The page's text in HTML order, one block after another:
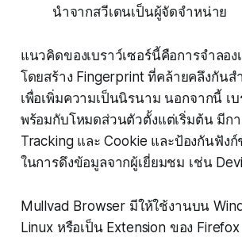
นำจากสวีเดนเป็นผู้จัดจำหน่าย
แนวคิดของเบราว์เซอร์นี้คือการจำลอง
โดยสร้าง Fingerprint ที่คล้ายคลึงกัน
เพื่อเพิ่มความเป็นนิรนาม นอกจากนี้ เบ
พร้อมกับโหมดส่วนตัวตั้งแต่เริ่มต้น มีก
Tracking และ Cookie และป้องกันฟัง
ในการดึงข้อมูลจากผู้เยี่ยมชม เช่น
Mullvad Browser มีให้ใช้งานบน
Linux หรือเป็น Extension ของ Firefox